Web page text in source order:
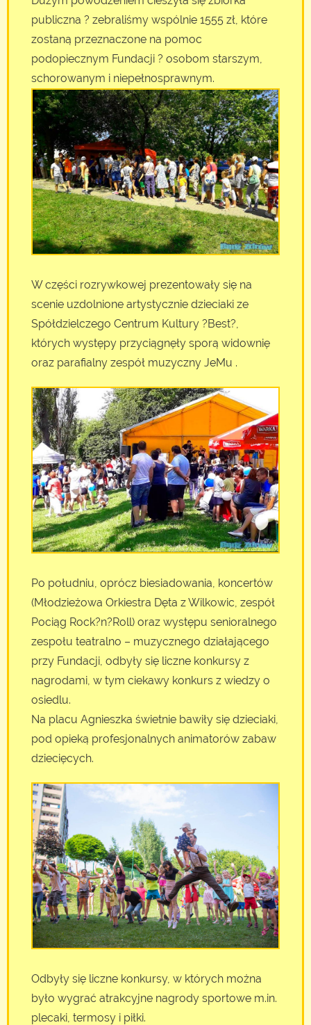
publiczna ? zebraliśmy wspólnie 1555 zł, które
zostaną przeznaczone na pomoc
podopiecznym Fundacji ? osobom starszym,
schorowanym i niepełnosprawnym.
W części rozrywkowej prezentowały się na
scenie uzdolnione artystycznie dzieciaki ze
Spółdzielczego Centrum Kultury ?Best?,
których występy przyciągnęły sporą widownię
oraz parafialny zespół muzyczny JeMu .
Po południu, oprócz biesiadowania, koncertów
(Młodzieżowa Orkiestra Dęta z Wilkowic, zespół
Pociąg Rock?n?Roll) oraz występu senioralnego
zespołu teatralno – muzycznego działającego
przy Fundacji, odbyły się liczne konkursy z
nagrodami, w tym ciekawy konkurs z wiedzy o
osiedlu.
Na placu Agnieszka świetnie bawiły się dzieciaki,
pod opieką profesjonalnych animatorów zabaw
dziecięcych.
Odbyły się liczne konkursy, w których można
było wygrać atrakcyjne nagrody sportowe m.in.
plecaki, termosy i piłki.